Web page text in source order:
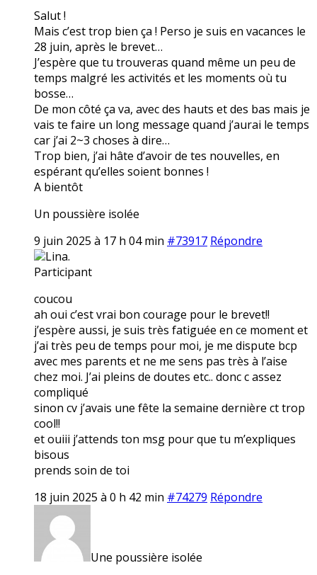
Salut !
Mais c’est trop bien ça ! Perso je suis en vacances le
28 juin, après le brevet…
J’espère que tu trouveras quand même un peu de
temps malgré les activités et les moments où tu
bosse…
De mon côté ça va, avec des hauts et des bas mais je
vais te faire un long message quand j’aurai le temps
car j’ai 2~3 choses à dire…
Trop bien, j’ai hâte d’avoir de tes nouvelles, en
espérant qu’elles soient bonnes !
A bientôt
Un poussière isolée
9 juin 2025 à 17 h 04 min #73917 Répondre
Lina.
Participant
coucou
ah oui c’est vrai bon courage pour le brevet!!
j’espère aussi, je suis très fatiguée en ce moment et
j’ai très peu de temps pour moi, je me dispute bcp
avec mes parents et ne me sens pas très à l’aise
chez moi. J’ai pleins de doutes etc.. donc c assez
compliqué
sinon cv j’avais une fête la semaine dernière ct trop
cool!!
et ouiii j’attends ton msg pour que tu m’expliques
bisous
prends soin de toi
18 juin 2025 à 0 h 42 min #74279 Répondre
Une poussière isolée